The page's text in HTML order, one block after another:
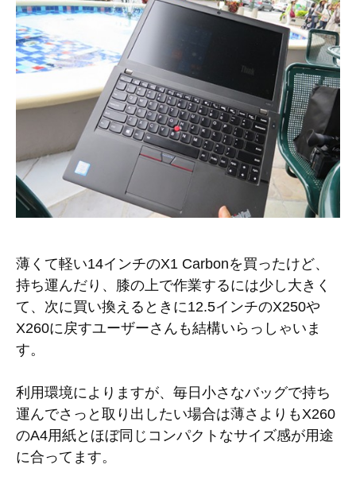
薄くて軽い14インチのX1 Carbonを買ったけど、
持ち運んだり、膝の上で作業するには少し大きく
て、次に買い換えるときに12.5インチのX250や
X260に戻すユーザーさんも結構いらっしゃいま
す。
利用環境によりますが、毎日小さなバッグで持ち
運んでさっと取り出したい場合は薄さよりもX260
のA4用紙とほぼ同じコンパクトなサイズ感が用途
に合ってます。